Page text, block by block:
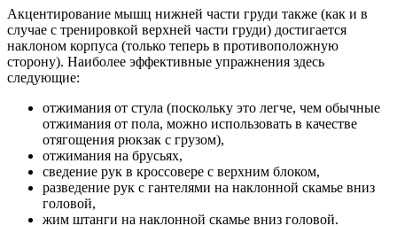
Акцентирование мышц нижней части груди также (как и в
случае с тренировкой верхней части груди) достигается
наклоном корпуса (только теперь в противоположную
сторону). Наиболее эффективные упражнения здесь
следующие:
отжимания от стула (поскольку это легче, чем обычные
отжимания от пола, можно использовать в качестве
отягощения рюкзак с грузом),
отжимания на брусьях,
сведение рук в кроссовере с верхним блоком,
разведение рук с гантелями на наклонной скамье вниз
головой,
жим штанги на наклонной скамье вниз головой.